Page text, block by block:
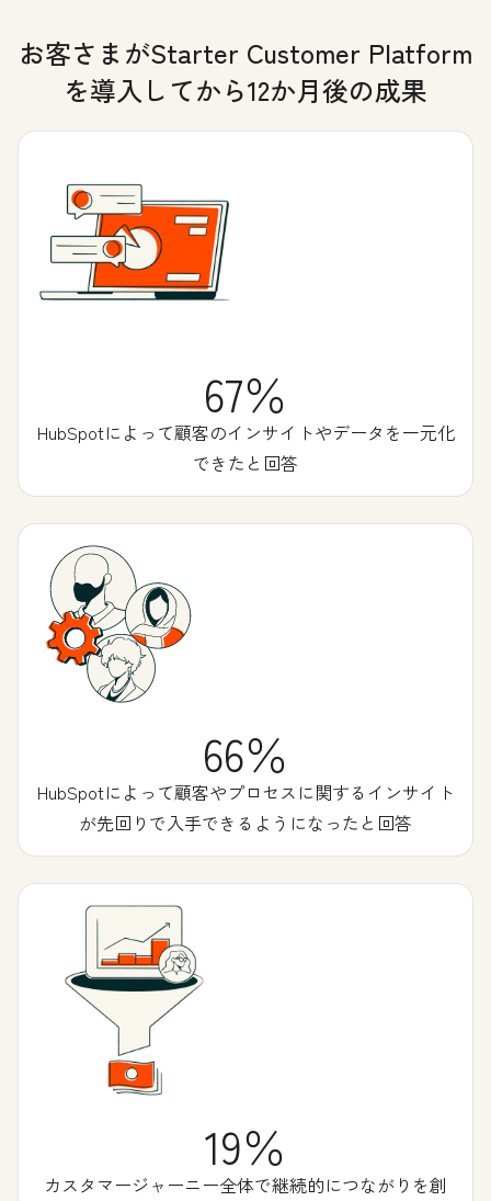
お客さまがStarter Customer Platform
を導入してから12か月後の成果
67％
HubSpotによって顧客のインサイトやデータを一元化
できたと回答
66％
HubSpotによって顧客やプロセスに関するインサイト
が先回りで入手できるようになったと回答
19％
カスタマージャーニー全体で継続的につながりを創